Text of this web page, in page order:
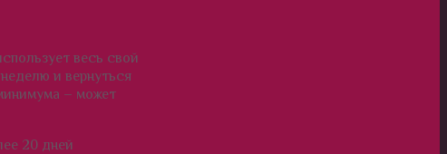
весь свой
и вернуться
– может
20 дней